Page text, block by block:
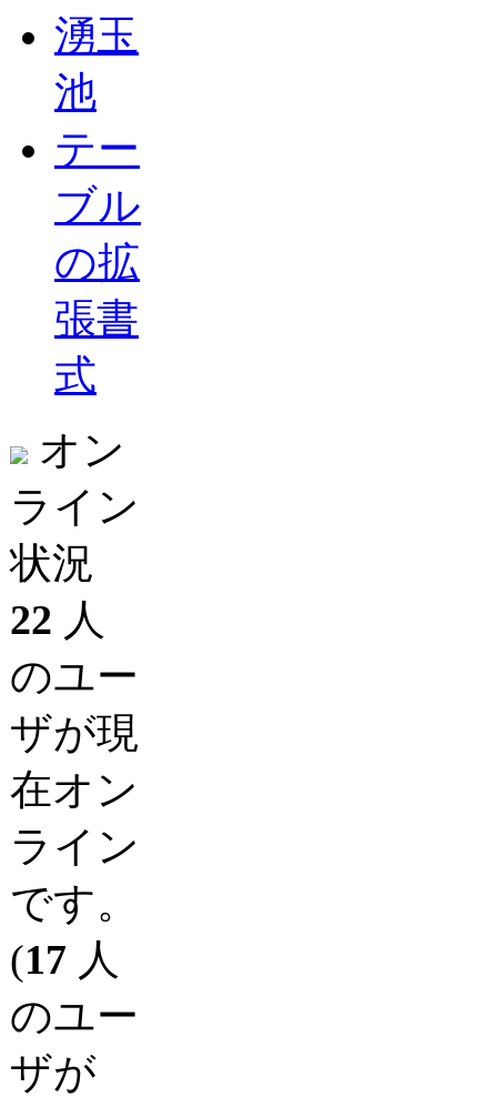
湧玉
池
テー
ブル
の拡
張書
式
オン
ライン
状況
22 人
のユー
ザが現
在オン
ライン
です。
(17 人
のユー
ザが